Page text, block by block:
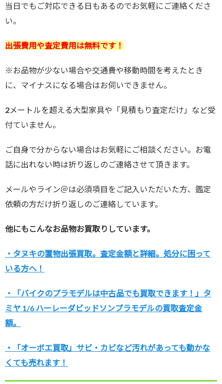
当日でもご対応できる日もあるのでお気軽にご連絡くださ
い。
出張費用や査定費用は無料です！
※お品物が少ない場合や交通費や移動時間を考えたとき
に、マイナスになる場合はお伺いできません。
2メートルを超える大型家具や「見積もり査定だけ」など受
付ていません。
ご自身で分からない場合はお気軽にご相談ください。お電
話に出れない時は折り返しのご連絡させて頂きます。
メールやライン＠は必須項目をご記入いただいた方、鑑定
依頼の方だけ折り返しのご連絡しています。
他にもこんなお品物お買取りしています。
・タヌキの置物出張買取。査定金額と詳細。処分に困って
いる方へ！
・「バイクのプラモデルは中古品でも買取できます！」タ
ミヤ 1/6 ハーレーダビッドソンプラモデルの買取査定金
額。
・「オーボエ買取」サビ・カビなど汚れがあっても動かな
くても売れます！